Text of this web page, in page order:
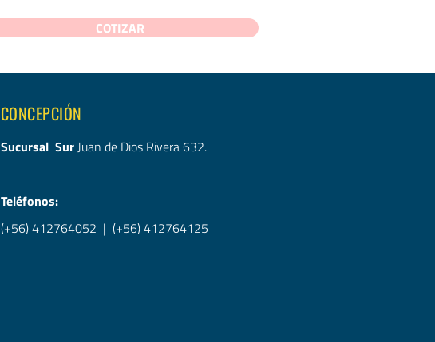
COTIZAR
CONCEPCIÓN
Sucursal Sur Juan de Dios Rivera 632.
Teléfonos:
(+56) 412764052 | (+56) 412764125